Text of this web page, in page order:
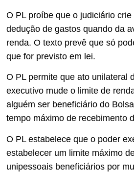
O PL proíbe que o judiciário
dedução de gastos quando da
renda. O texto prevê que só
que for previsto em lei.
O PL permite que ato unilateral
executivo mude o limite de
alguém ser beneficiário do
tempo máximo de recebimento
O PL estabelece que o poder
estabelecer um limite máximo
unipessoais beneficiários por